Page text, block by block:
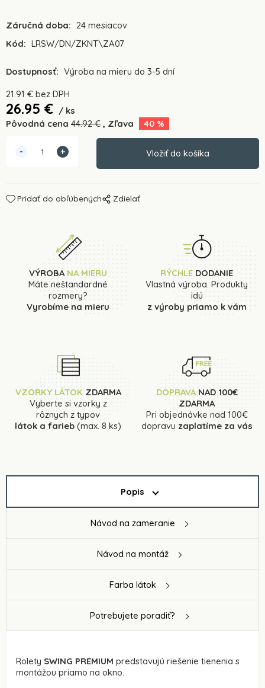
Záručná doba: 24 mesiacov
Kód: LRSW/DN/ZKNT\ZA07
Dostupnosť: Výroba na mieru do 3-5 dní
21.91 € bez DPH
26.95 €
ks
Pôvodná cena 44.92€ Zľava 40 %
Pridať do obľúbených Zdielať
VÝROBANA MIERU
Máte neštandardné
rozmery?
Vyrobíme na mieru
RÝCHLE DODANIE
Vlastná výroba. Produkty
idú
z výroby priamo k vám
VZORKY LÁTOK ZDARMA
Vyberte si vzorky z
rôznych z typov
látok a farieb (max. 8 ks)
DOPRAVANAD 100€
ZDARMA
Pri objednávke nad 100€
dopravu zaplatíme za vás
Popis
Návod na zameranie
Návod na montáž
Farba látok
Potrebujete poradiť?
Rolety SWING PREMIUM predstavujú riešenie tienenia s
montážou priamo na okno.